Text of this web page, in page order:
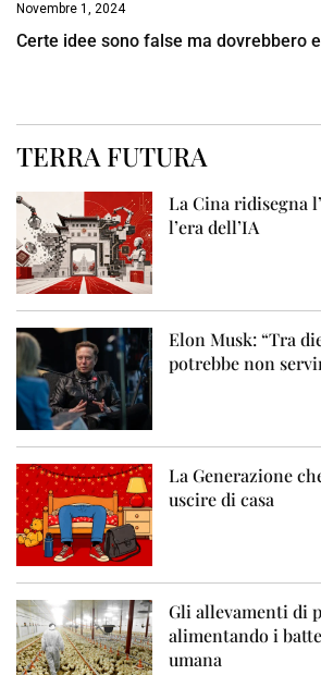
Novembre 1, 2024
Certe idee sono false ma dovrebbero
TERRA FUTURA
La Cina ridisegna
l’era dell’IA
Elon Musk: “Tra
potrebbe non
La Generazione
uscire di casa
Gli allevamenti di
alimentando i
umana